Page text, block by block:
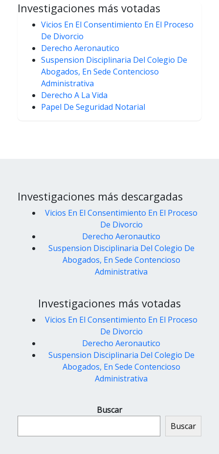
Investigaciones más votadas
Vicios En El Consentimiento En El Proceso
De Divorcio
Derecho Aeronautico
Suspension Disciplinaria Del Colegio De
Abogados, En Sede Contencioso
Administrativa
Derecho A La Vida
Papel De Seguridad Notarial
Investigaciones más descargadas
Vicios En El Consentimiento En El Proceso
De Divorcio
Derecho Aeronautico
Suspension Disciplinaria Del Colegio De
Abogados, En Sede Contencioso
Administrativa
Investigaciones más votadas
Vicios En El Consentimiento En El Proceso
De Divorcio
Derecho Aeronautico
Suspension Disciplinaria Del Colegio De
Abogados, En Sede Contencioso
Administrativa
Buscar
Buscar